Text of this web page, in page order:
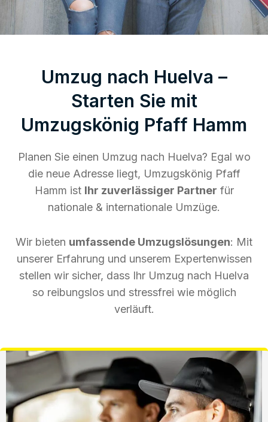
Umzug nach Huelva –
Starten Sie mit
Umzugskönig Pfaff Hamm
Planen Sie einen Umzug nach Huelva? Egal wo
die neue Adresse liegt, Umzugskönig Pfaff
Hamm ist Ihr zuverlässiger Partner für
nationale & internationale Umzüge.
Wir bieten umfassende Umzugslösungen: Mit
unserer Erfahrung und unserem Expertenwissen
stellen wir sicher, dass Ihr Umzug nach Huelva
so reibungslos und stressfrei wie möglich
verläuft.